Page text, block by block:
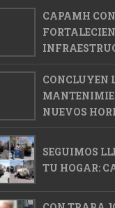
CAPAMH
CONCLUYEN
NUEVOS
SEGUIMOS
TU HOGAR: